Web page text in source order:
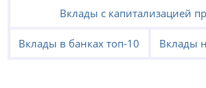
Вклады с капитализацией
Вклады в банках топ-10 Вклады